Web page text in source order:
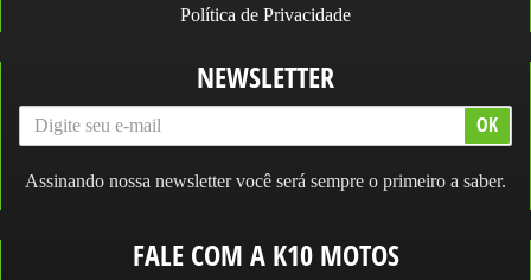
Política de Privacidade
NEWSLETTER
Assinando nossa newsletter você será sempre o primeiro a saber.
FALE COM A K10 MOTOS